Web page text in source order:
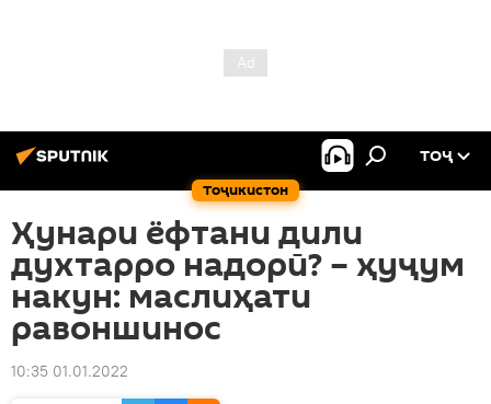
Тоҷикистон
ТОҶ
Ҳунари ёфтани дили
духтарро надорӣ? – ҳуҷум
накун: маслиҳати
равоншинос
10:35 01.01.2022